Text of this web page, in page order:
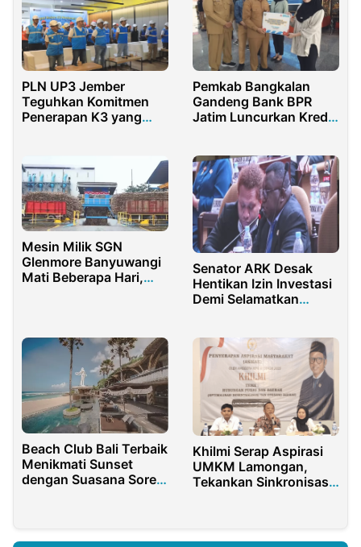
PLN UP3 Jember
Teguhkan Komitmen
Penerapan K3 yang
Pemkab Bangkalan
Gandeng Bank BPR
Jatim Luncurkan Kredit
Rp1,2 Miliar
Mesin Milik SGN
Glenmore Banyuwangi
Mati Beberapa Hari,
Senator ARK Desak
Hentikan Izin Investasi
Demi Selamatkan
Beach Club Bali Terbaik
Menikmati Sunset
dengan Suasana Sore
Khilmi Serap Aspirasi
UMKM Lamongan,
Tekankan Sinkronisasi